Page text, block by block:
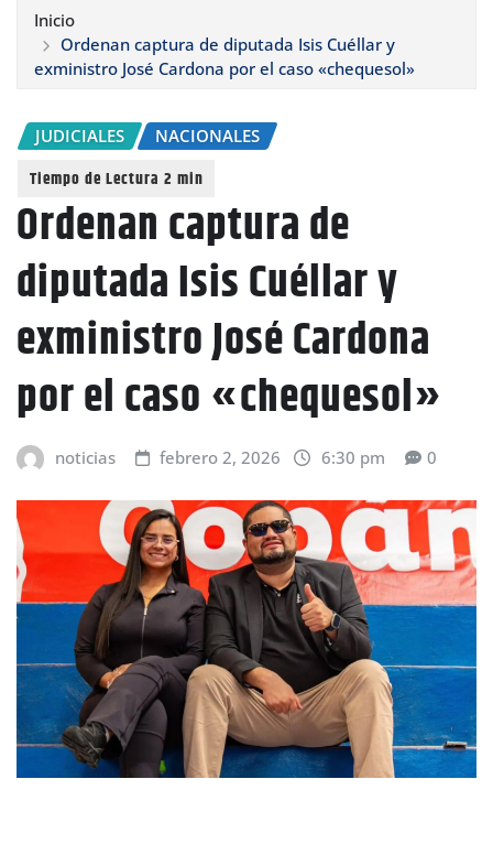
Inicio
Ordenan captura de diputada Isis Cuéllar y
exministro José Cardona por el caso «chequesol»
JUDICIALES NACIONALES
Ordenan captura de
diputada Isis Cuéllar y
exministro José Cardona
por el caso «chequesol»
noticias febrero 2, 2026 6:30 pm 0